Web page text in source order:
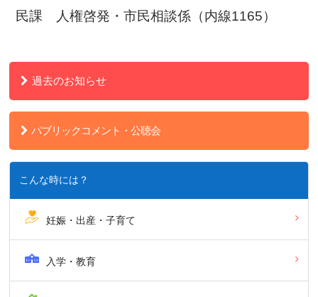
民課 人権啓発・市民相談係（内線1165）
過去のお知らせ
パブリックコメント・公聴会
こんな時には？
妊娠・出産・子育て
入学・教育